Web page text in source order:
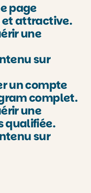
page
et attractive.
une
sur
un compte
complet.
une
qualifiée.
sur